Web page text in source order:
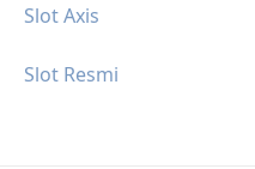
Slot Axis
Slot Resmi